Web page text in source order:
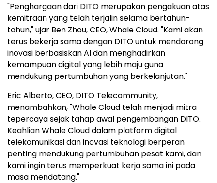
"Penghargaan dari DITO merupakan pengakuan atas
kemitraan yang telah terjalin selama bertahun-
tahun," ujar Ben Zhou, CEO, Whale Cloud. "Kami akan
terus bekerja sama dengan DITO untuk mendorong
inovasi berbasiskan AI dan menghadirkan
kemampuan digital yang lebih maju guna
mendukung pertumbuhan yang berkelanjutan."
Eric Alberto, CEO, DITO Telecommunity,
menambahkan, "Whale Cloud telah menjadi mitra
tepercaya sejak tahap awal pengembangan DITO.
Keahlian Whale Cloud dalam platform digital
telekomunikasi dan inovasi teknologi berperan
penting mendukung pertumbuhan pesat kami, dan
kami ingin terus memperkuat kerja sama ini pada
masa mendatang."